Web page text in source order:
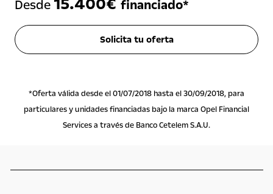
Desde financiado*
Solicita tu oferta
*Oferta válida desde el 01/07/2018 hasta el 30/09/2018, para
particulares y unidades financiadas bajo la marca Opel Financial
Services a través de Banco Cetelem S.A.U.